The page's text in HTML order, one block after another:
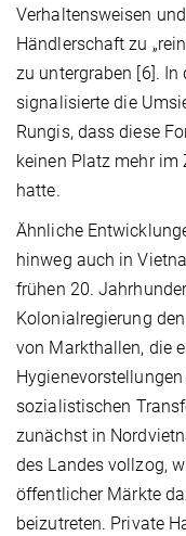
Verhaltensweisen
Händlerschaft zu
zu untergraben [6].
signalisierte die
Rungis, dass diese
keinen Platz mehr
hatte.
Ähnliche
hinweg auch in
frühen 20.
Kolonialregierung
von Markthallen, die
sozialistischen
zunächst in
des Landes vollzog,
öffentlicher Märkte
beizutreten. Private